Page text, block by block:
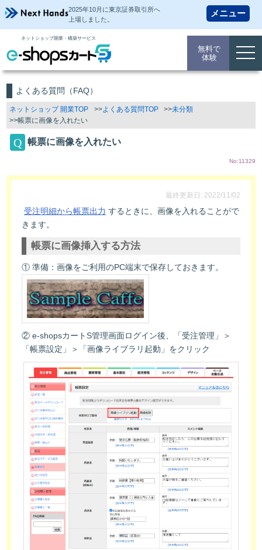
2025年10月に東京証券取引所へ
上場しました。
ネットショップ開業・構築サービス
無料で
体験
よくある質問（FAQ）
ネットショップ 開業TOP よくある質問TOP
未分類
帳票に画像を入れたい
帳票に画像を入れたい
No:11329
最終更新日: 2022/11/02
受注明細から帳票出力 するときに、画像を入れることがで
きます。
帳票に画像挿入する方法
① 準備：画像をご利用のPC端末で保存しておきます。
② e-shopsカートS管理画面ログイン後、「受注管理」＞
「帳票設定」＞「画像ライブラリ起動」をクリック